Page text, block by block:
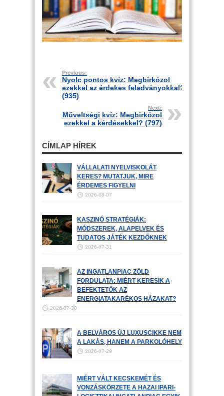
Previous:
Nyolc pontos kvíz: Megbirkózol
ezekkel az érdekes feladványokkal?
(935)
Next:
Műveltségi kvíz: Megbirkózol
ezekkel a kérdésekkel? (797)
CÍMLAP HÍREK
VÁLLALATI NYELVISKOLÁT
KERES? MUTATJUK, MIRE
ÉRDEMES FIGYELNI
2026-08-07
KASZINÓ STRATÉGIÁK:
MÓDSZEREK, ALAPELVEK ÉS
TUDATOS JÁTÉK KEZDŐKNEK
2026-07-31
AZ INGATLANPIAC ZÖLD
FORDULATA: MIÉRT KERESIK A
BEFEKTETŐK AZ
ENERGIATAKARÉKOS HÁZAKAT?
2026-07-30
A BELVÁROS ÚJ LUXUSCIKKE NEM
A LAKÁS, HANEM A PARKOLÓHELY
2026-07-29
MIÉRT VÁLT KECSKEMÉT ÉS
VONZÁSKÖRZETE A HAZAI IPARI-